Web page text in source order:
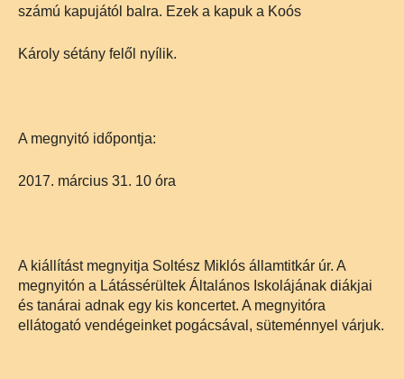
számú kapujától balra. Ezek a kapuk a Koós
Károly sétány felől nyílik.
A megnyitó időpontja:
2017. március 31. 10 óra
A kiállítást megnyitja Soltész Miklós államtitkár úr. A
megnyitón a Látássérültek Általános Iskolájának diákjai
és tanárai adnak egy kis koncertet. A megnyitóra
ellátogató vendégeinket pogácsával, süteménnyel várjuk.